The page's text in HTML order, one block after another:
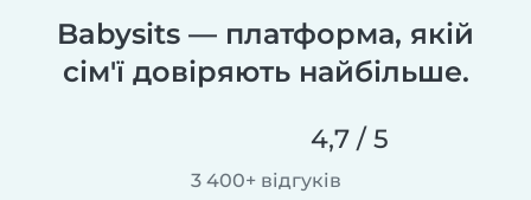
Babysits — платформа, якій
сім'ї довіряють найбільше.
4,7 / 5
3 400+ відгуків